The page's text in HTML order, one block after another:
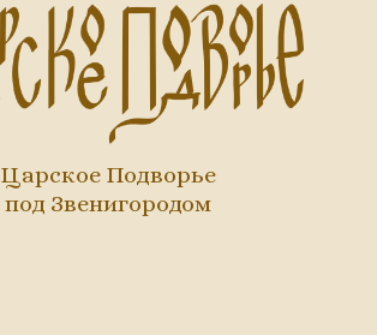
Царское Подворье
под Звенигородом